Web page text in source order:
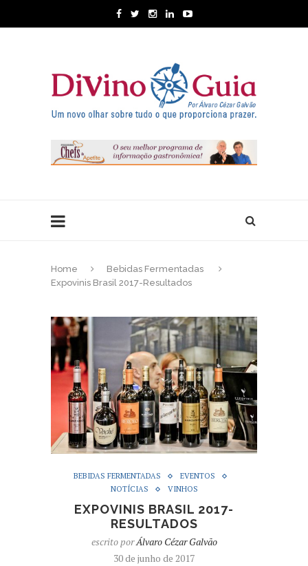
Home
Bebidas Fermentadas
Expovinis Brasil 2017-Resultados
BEBIDAS FERMENTADAS
EVENTOS
NOTÍCIAS
VINHOS
EXPOVINIS BRASIL 2017-
RESULTADOS
escrito porÁlvaro Cézar Galvão
30 de junho de 2017